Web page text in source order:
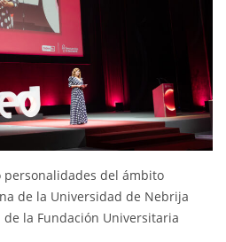
del ámbito
de la Universidad de Nebrija
de la Fundación Universitaria